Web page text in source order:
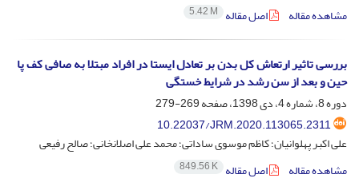
مشاهده مقاله
اصل مقاله 5.42 M
بررسی تاثیر ارتعاش کل بدن بر تعادل ایستا در افراد مبتلا به صافی کف پا
حین و بعد از سن رشد در شرایط خستگی
دوره 8، شماره 4، دی 1398، صفحه
269-279
10.22037/JRM.2020.113065.2311
علی اکبر پهلوانیان؛ کاظم موسوی ساداتی؛ محمد علی اصلانخانی؛ صالح رفیعی
مشاهده مقاله
اصل مقاله 849.56 K